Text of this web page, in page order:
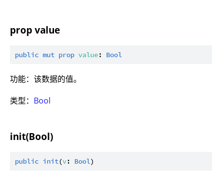
prop value
public mut prop value: Bool
功能：该数据的值。
类型： Bool
init(Bool)
public init(v: Bool